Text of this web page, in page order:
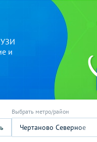
и
Чертаново Северное